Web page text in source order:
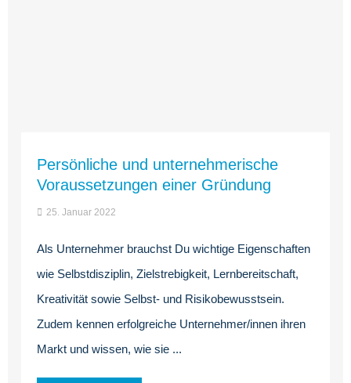
Persönliche und unternehmerische
Voraussetzungen einer Gründung
25. Januar 2022
Als Unternehmer brauchst Du wichtige Eigenschaften
wie Selbstdisziplin, Zielstrebigkeit, Lernbereitschaft,
Kreativität sowie Selbst- und Risikobewusstsein.
Zudem kennen erfolgreiche Unternehmer/innen ihren
Markt und wissen, wie sie ...